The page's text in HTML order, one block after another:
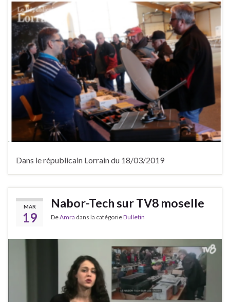
Dans le républicain Lorrain du 18/03/2019
MAR
19
Nabor-Tech sur TV8 moselle
DeAmra dans la catégorieBulletin